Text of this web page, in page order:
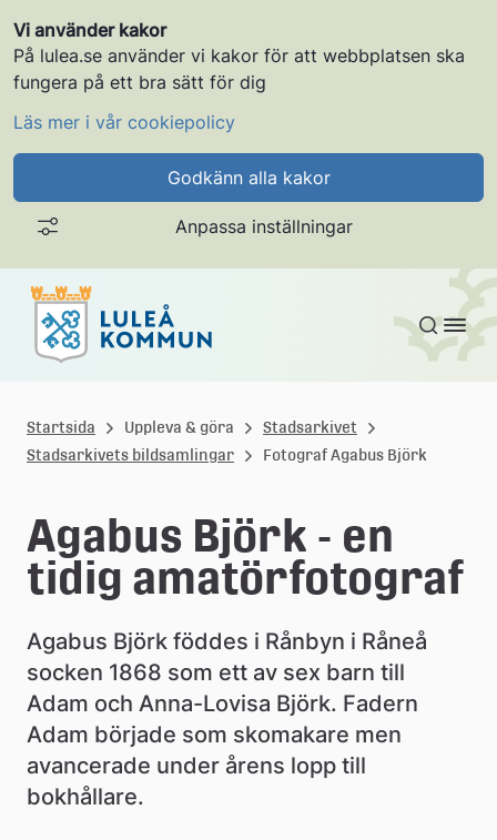
Vi använder kakor
På lulea.se använder vi kakor för att webbplatsen ska
fungera på ett bra sätt för dig
Läs mer i vår cookiepolicy
Godkänn alla kakor
Anpassa inställningar
Gå till innehållet
u
l
e
å
k
o
m
m
u
n
Startsida Uppleva & göra
Stadsarkivet
Stadsarkivets bildsamlingar
Fotograf Agabus Björk
Agabus Björk - en
tidig amatörfotograf
Agabus Björk föddes i Rånbyn i Råneå
socken 1868 som ett av sex barn till
Adam och Anna-Lovisa Björk. Fadern
Adam började som skomakare men
avancerade under årens lopp till
bokhållare.